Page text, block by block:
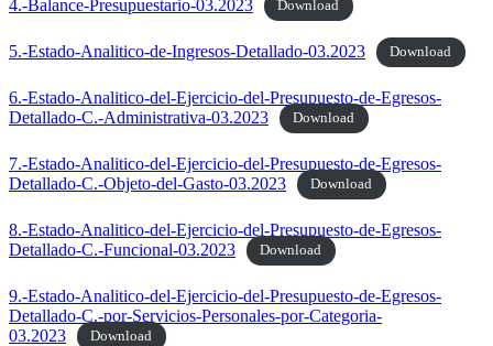
4.-Balance-Presupuestario-03.2023 Download
5.-Estado-Analitico-de-Ingresos-Detallado-03.2023 Download
6.-Estado-Analitico-del-Ejercicio-del-Presupuesto-de-Egresos-
Detallado-C.-Administrativa-03.2023
Download
7.-Estado-Analitico-del-Ejercicio-del-Presupuesto-de-Egresos-
Detallado-C.-Objeto-del-Gasto-03.2023
Download
8.-Estado-Analitico-del-Ejercicio-del-Presupuesto-de-Egresos-
Detallado-C.-Funcional-03.2023
Download
9.-Estado-Analitico-del-Ejercicio-del-Presupuesto-de-Egresos-
Detallado-C.-por-Servicios-Personales-por-Categoria-
03.2023
Download